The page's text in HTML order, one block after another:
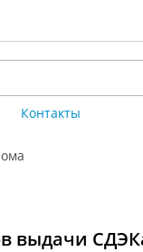
Контакты
выдачи